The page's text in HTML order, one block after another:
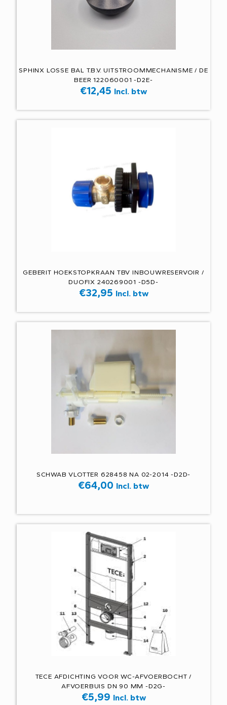
SPHINX LOSSE BAL T.B.V. UITSTROOMMECHANISME / DE
BEER 122060001 -D2E-
€12,45 Incl. btw
GEBERIT HOEKSTOPKRAAN TBV INBOUWRESERVOIR /
DUOFIX 240269001 -D5D-
€32,95 Incl. btw
SCHWAB VLOTTER 628458 NA 02-2014 -D2D-
€64,00 Incl. btw
TECE AFDICHTING VOOR WC-AFVOERBOCHT /
AFVOERBUIS DN 90 MM -D2G-
€5,99 Incl. btw